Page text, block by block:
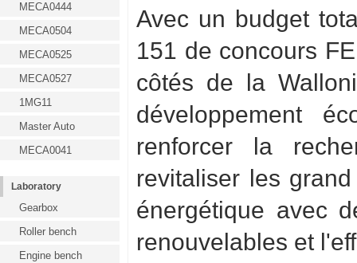
MECA0444
MECA0504
MECA0525
MECA0527
1MG11
Master Auto
MECA0041
Laboratory
Gearbox
Roller bench
Engine bench
Avec un budget
151 de concours
côtés de la
développement
renforcer la
revitaliser les
énergétique avec
renouvelables et